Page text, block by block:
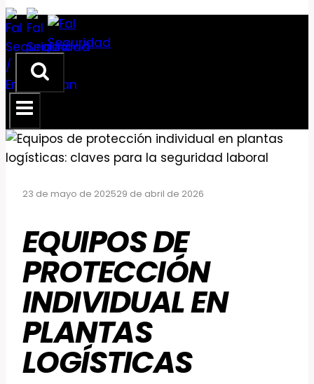
23 de mayo de 202529 de abril de 2026
EQUIPOS DE
PROTECCIÓN
INDIVIDUAL EN
PLANTAS
LOGÍSTICAS